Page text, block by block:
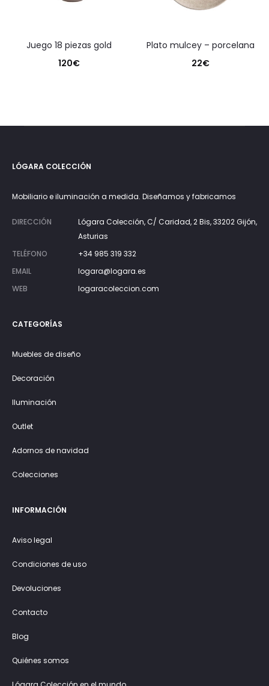
juego 18 piezas gold
120€
plato mulcey – porcelana
22€
LÓGARA COLECCIÓN
Mobiliario e iluminación a medida. Diseñamos y fabricamos
DIRECCIÓN
Lógara Colección, C/ Caridad, 2 Bis, 33202 Gijón,
Asturias
TELÉFONO
+34 985 319 332
EMAIL
logara@logara.es
WEB
logaracoleccion.com
CATEGORÍAS
Muebles de diseño
Decoración
Iluminación
Outlet
Adornos de navidad
Colecciones
INFORMACIÓN
Aviso legal
Condiciones de uso
Devoluciones
Contacto
Blog
Quiénes somos